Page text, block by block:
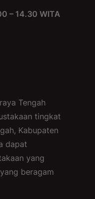
– 14.30 WITA
Tengah
tingkat
Kabupaten
dapat
yang
beragam